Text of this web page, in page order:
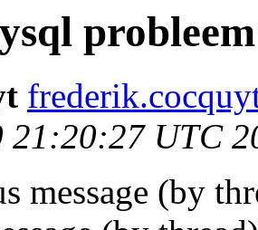
probleem
21:20:27 UTC
message (by